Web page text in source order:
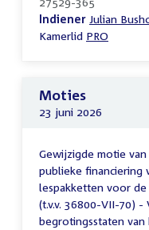
Indiener Julian
Kamerlid PRO
Moties
23 juni 2026
Gewijzigde motie
publieke financiering
lespakketten voor
(t.v.v. 36800-VII-70) -
begrotingsstaten van